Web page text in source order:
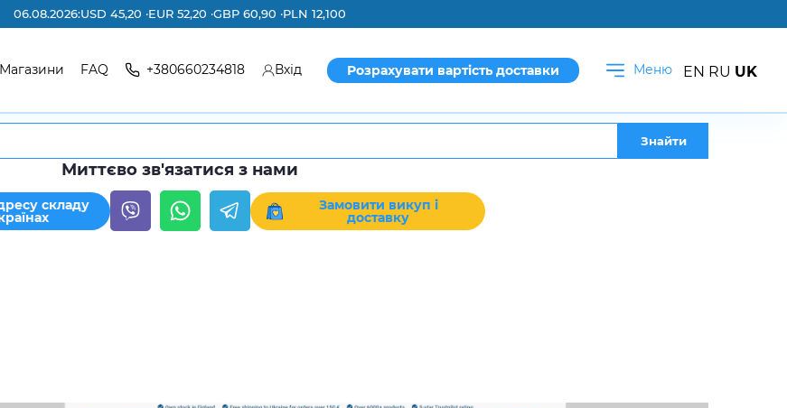
06.08.2026:USD 45,20 ·EUR 52,20 ·GBP 60,90 ·PLN 12,100
Магазини FAQ +380660234818 Вхід Розрахувати вартість доставки Меню
Знайти
Миттєво зв'язатися з нами
складу Замовити викуп і
доставку
EN RU UK